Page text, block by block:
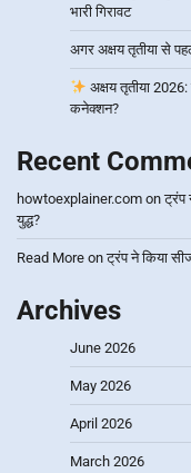
भारी गिरावट
अगर अक्षय तृतीया से
अक्षय तृतीया
कनेक्शन?
Recent
howtoexplainer.com onट्रंप
युद्ध?
Read More onट्रंप ने किया
Archives
June 2026
May 2026
April 2026
March 2026